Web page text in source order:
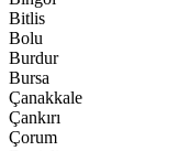
Bitlis
Bolu
Burdur
Bursa
Çanakkale
Çankırı
Çorum